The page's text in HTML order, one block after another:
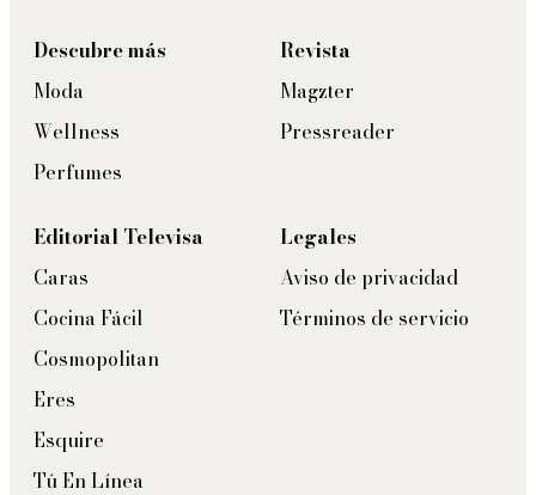
Descubre más
Moda
Wellness
Perfumes
Revista
Magzter
Pressreader
Editorial Televisa
Caras
Cocina Fácil
Cosmopolitan
Eres
Esquire
Tú En Línea
Legales
Aviso de privacidad
Términos de servicio